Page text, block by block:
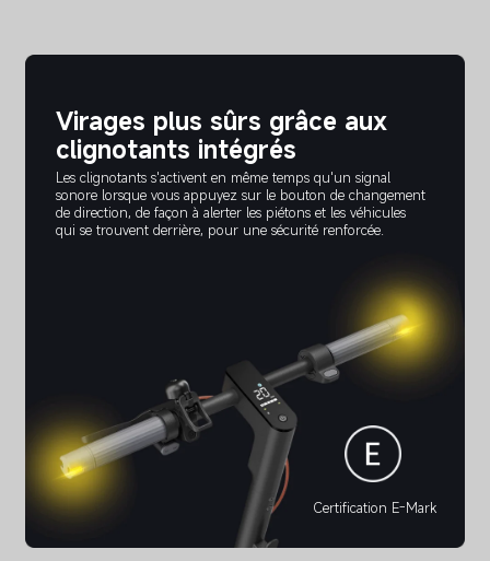
Virages plus sûrs grâce aux
clignotants intégrés
Les clignotants s'activent en même temps qu'un signal
sonore lorsque vous appuyez sur le bouton de changement
de direction, de façon à alerter les piétons et les véhicules
qui se trouvent derrière, pour une sécurité renforcée.
Certification E-Mark